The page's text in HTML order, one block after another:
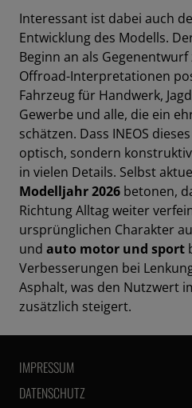
Interessant ist dabei auch
Entwicklung des Modells.
Beginn an als
Offroad-Interpretationen
Fahrzeug für Handwerk,
Gewerbe und alle, die ein
schätzen. Dass INEOS
optisch, sondern
in vielen Details. Selbst
Modelljahr 2026 betonen,
Richtung Alltag weiter
ursprünglichen Charakter
und auto motor und sport
Verbesserungen bei
Asphalt, was den Nutzwert
zusätzlich steigert.
IMPRESSUM
DATENSCHUTZ